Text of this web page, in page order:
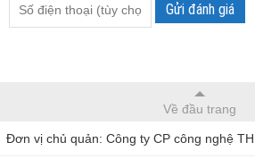
Gửi đánh giá
Về đầu trang
Đơn vị chủ quản: Công ty CP công nghệ